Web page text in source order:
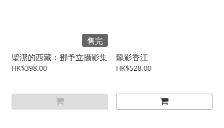
售完
聖潔的西藏：鄧予立攝影集
HK$398.00
龍影香江
HK$528.00